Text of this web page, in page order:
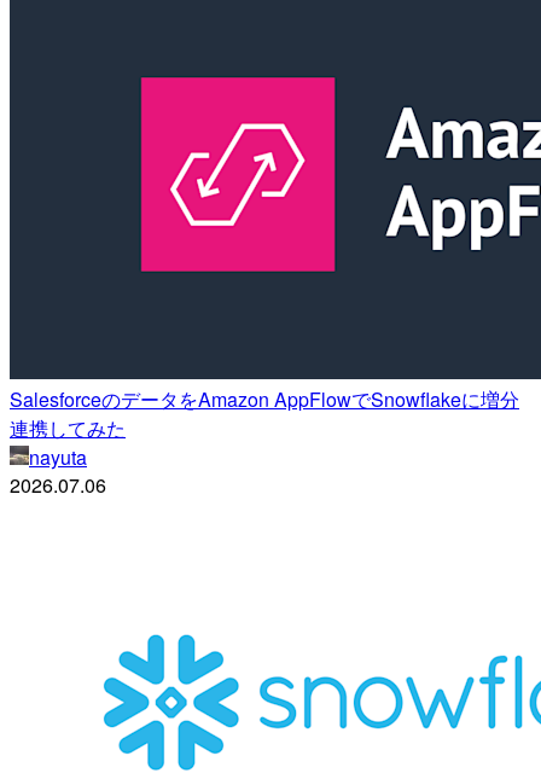
SalesforceのデータをAmazon AppFlowでSnowflakeに増分
連携してみた
nayuta
2026.07.06